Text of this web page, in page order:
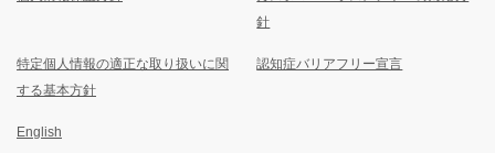
針
特定個人情報の適正な取り扱いに関
する基本方針
認知症バリアフリー宣言
English